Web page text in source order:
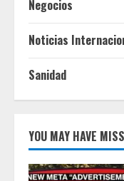
Negocios
Noticias
Sanidad
YOU MAY HAVE